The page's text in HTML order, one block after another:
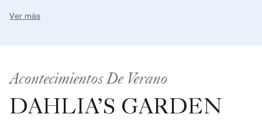
George Washington University en Washington D. C.,
y actualmente es copresidente del Consejo de
Deportes, Entrenamiento y Nutrición del presidente
Ver más
Acontecimientos De Verano
DAHLIA’S GARDEN